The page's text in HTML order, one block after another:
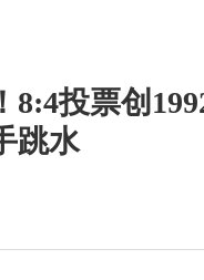
8:4投票创
跳水